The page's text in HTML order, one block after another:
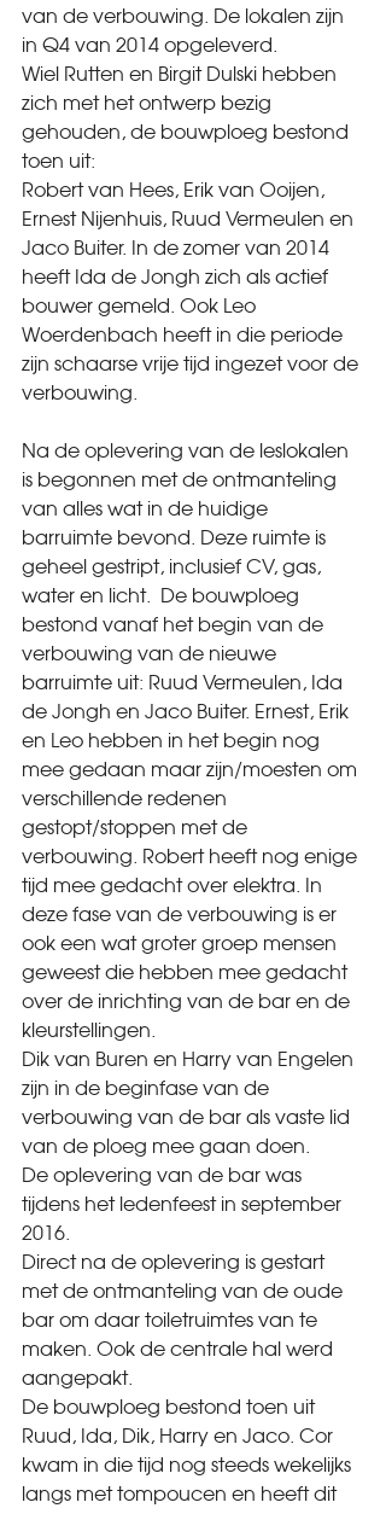
van de verbouwing. De lokalen zijn
in Q4 van 2014 opgeleverd.
Wiel Rutten en Birgit Dulski hebben
zich met het ontwerp bezig
gehouden, de bouwploeg bestond
toen uit:
Robert van Hees, Erik van Ooijen,
Ernest Nijenhuis, Ruud Vermeulen en
Jaco Buiter. In de zomer van 2014
heeft Ida de Jongh zich als actief
bouwer gemeld. Ook Leo
Woerdenbach heeft in die periode
zijn schaarse vrije tijd ingezet voor de
verbouwing.
Na de oplevering van de leslokalen
is begonnen met de ontmanteling
van alles wat in de huidige
barruimte bevond. Deze ruimte is
geheel gestript, inclusief CV, gas,
water en licht.  De bouwploeg
bestond vanaf het begin van de
verbouwing van de nieuwe
barruimte uit: Ruud Vermeulen, Ida
de Jongh en Jaco Buiter. Ernest, Erik
en Leo hebben in het begin nog
mee gedaan maar zijn/moesten om
verschillende redenen
gestopt/stoppen met de
verbouwing. Robert heeft nog enige
tijd mee gedacht over elektra. In
deze fase van de verbouwing is er
ook een wat groter groep mensen
geweest die hebben mee gedacht
over de inrichting van de bar en de
kleurstellingen.
Dik van Buren en Harry van Engelen
zijn in de beginfase van de
verbouwing van de bar als vaste lid
van de ploeg mee gaan doen.
De oplevering van de bar was
tijdens het ledenfeest in september
2016.
Direct na de oplevering is gestart
met de ontmanteling van de oude
bar om daar toiletruimtes van te
maken. Ook de centrale hal werd
aangepakt.
De bouwploeg bestond toen uit
Ruud, Ida, Dik, Harry en Jaco. Cor
kwam in die tijd nog steeds wekelijks
langs met tompoucen en heeft dit